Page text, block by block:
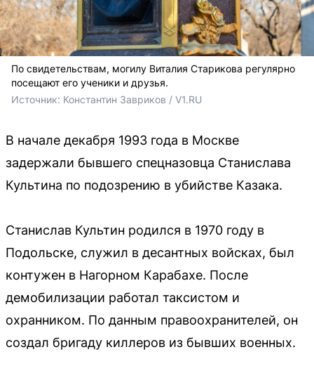
По свидетельствам, могилу Виталия Старикова регулярно
посещают его ученики и друзья.
Источник: Константин Завриков / V1.RU
В начале декабря 1993 года в Москве
задержали бывшего спецназовца Станислава
Культина по подозрению в убийстве Казака.
Станислав Культин родился в 1970 году в
Подольске, служил в десантных войсках, был
контужен в Нагорном Карабахе. После
демобилизации работал таксистом и
охранником. По данным правоохранителей, он
создал бригаду киллеров из бывших военных.